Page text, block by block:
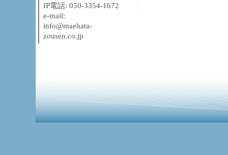
IP電話: 050-3354-1672
e-mail:
info@maehata-
zousen.co.jp